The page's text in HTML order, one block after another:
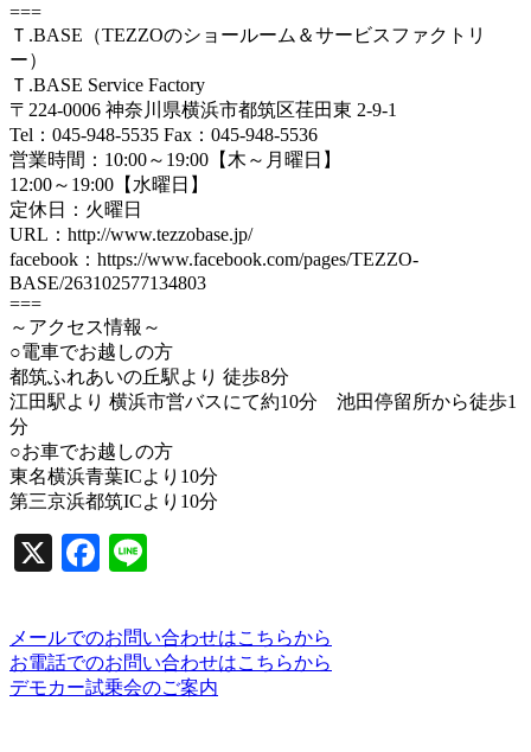
===
Ｔ.BASE（TEZZOのショールーム＆サービスファクトリ
ー）
Ｔ.BASE Service Factory
〒224-0006 神奈川県横浜市都筑区荏田東 2-9-1
Tel：045-948-5535 Fax：045-948-5536
営業時間：10:00～19:00【木～月曜日】
12:00～19:00【水曜日】
定休日：火曜日
URL：http://www.tezzobase.jp/
facebook：https://www.facebook.com/pages/TEZZO-
BASE/263102577134803
===
～アクセス情報～
○電車でお越しの方
都筑ふれあいの丘駅より 徒歩8分
江田駅より 横浜市営バスにて約10分 池田停留所から徒歩1
分
○お車でお越しの方
東名横浜青葉ICより10分
第三京浜都筑ICより10分
X Facebook
メールでのお問い合わせはこちらから
お電話でのお問い合わせはこちらから
デモカー試乗会のご案内